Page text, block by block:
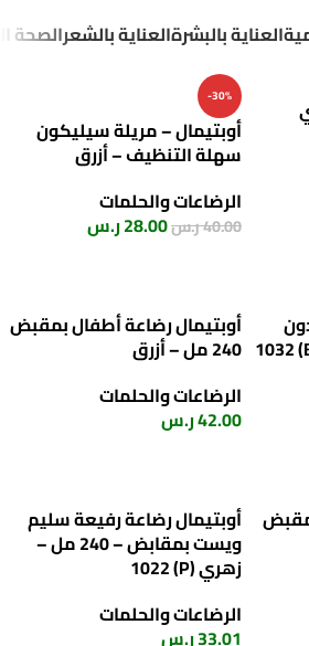
العناية بالبشرةالعناية بالشعرالصحة
-30%
أوبتيمال – مريلة سيليكون
سهلة التنظيف – أزرق
الرضاعات والحلمات
40.00ر.س28.00ر.س
أوبتيمال رضاعة أطفال بمقبض
240 مل – أزرق
الرضاعات والحلمات
42.00ر.س
أوبتيمال رضاعة رفيعة سليم
ويست بمقابض – 240 مل –
زهري (P) 1022
الرضاعات والحلمات
33.01ر.س